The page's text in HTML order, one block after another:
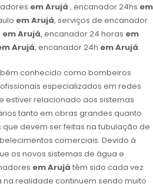
em Arujá , encanador 24hs em
em Arujá, serviços de encanador
em Arujá, encanador 24 horas em
Arujá, encanador 24h em Arujá.
conhecido como bombeiros
especializados em redes
estiver relacionado aos sistemas
tanto em obras grandes quanto
devem ser feitas na tubulação de
comerciais. Devido à
os novos sistemas de água e
em Arujá têm sido cada vez
realidade continuem sendo muito